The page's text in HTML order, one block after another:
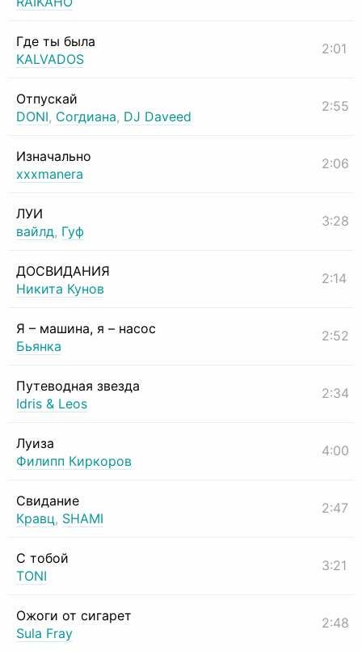
Где ты была
KALVADOS
2:01
Отпускай
DONI, Согдиана, DJ Daveed
2:55
Изначально
xxxmanera
2:06
ЛУИ
вайлд, Гуф
3:28
ДОСВИДАНИЯ
Никита Кунов
2:14
Я – машина, я – насос
Бьянка
2:52
Путеводная звезда
Idris & Leos
2:34
Луиза
Филипп Киркоров
4:00
Свидание
Кравц, SHAMI
2:47
С тобой
TONI
3:21
Ожоги от сигарет
Sula Fray
2:48